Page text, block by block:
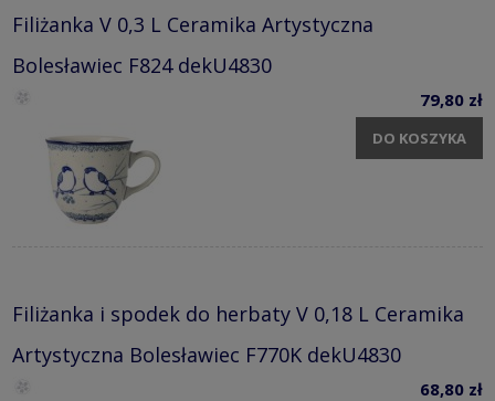
Filiżanka V 0,3 L Ceramika Artystyczna
Bolesławiec F824 dekU4830
79,80 zł
DO KOSZYKA
Filiżanka i spodek do herbaty V 0,18 L Ceramika
Artystyczna Bolesławiec F770K dekU4830
68,80 zł